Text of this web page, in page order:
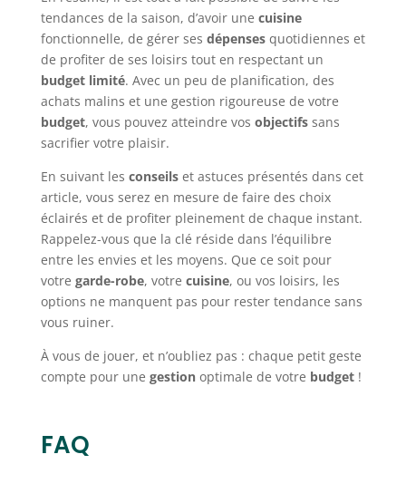
tendances de la saison, d’avoir une cuisine
fonctionnelle, de gérer ses dépensesquotidiennes et
de profiter de ses loisirs tout en respectant un
budget limité. Avec un peu de planification, des
achats malins et une gestion rigoureuse de votre
budget, vous pouvez atteindre vos objectifssans
sacrifier votre plaisir.
En suivant les conseilset astuces présentés dans cet
article, vous serez en mesure de faire des choix
éclairés et de profiter pleinement de chaque instant.
Rappelez-vous que la clé réside dans l’équilibre
entre les envies et les moyens. Que ce soit pour
votre garde-robe, votre cuisine, ou vos loisirs, les
options ne manquent pas pour rester tendance sans
vous ruiner.
À vous de jouer, et n’oubliez pas : chaque petit geste
compte pour une gestionoptimale de votre budget!
FAQ